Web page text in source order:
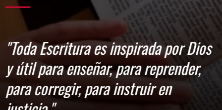
"Toda Escritura es inspirada por Dios
y útil para enseñar, para reprender,
para corregir, para instruir en